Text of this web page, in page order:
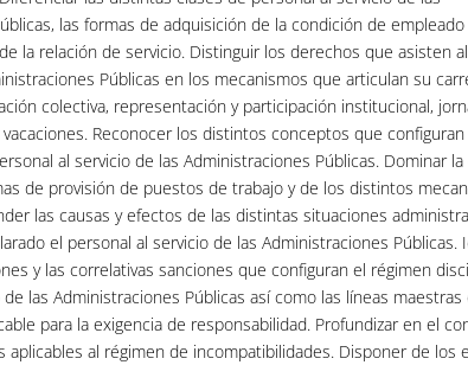
las formas de adquisición de la condición de
la relación de servicio. Distinguir los derechos que asisten
Públicas en los mecanismos que articulan su
colectiva, representación y participación institucional,
Reconocer los distintos conceptos que configuran
al servicio de las Administraciones Públicas. Dominar la
de provisión de puestos de trabajo y de los distintos
las causas y efectos de las distintas situaciones
el personal al servicio de las Administraciones Públicas.
y las correlativas sanciones que configuran el régimen
las Administraciones Públicas así como las líneas maestras
para la exigencia de responsabilidad. Profundizar en el
aplicables al régimen de incompatibilidades. Disponer de los